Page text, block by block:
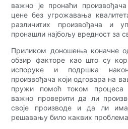
важно је пронаћи
цене без угрожавања
различитих произвођача и
пронашли најбољу вредност за
Приликом доношења коначне
обзир факторе као што су
испоруке и подршка
произвођача који одговара на
пружи помоћ током процеса
важно проверити да ли
своје производе и да ли
решавању било каквих проблема